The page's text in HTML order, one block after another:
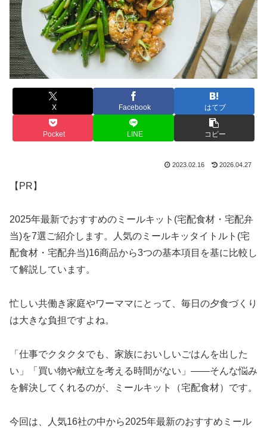
X Facebook はてブ
Pocket LINE コピー
2023.02.16 2026.04.27
【PR】
2025年最新でおすすめのミールキット(宅配食材・宅配弁
当)を7選ご紹介します。人気のミールキッタイトルト(宅
配食材・宅配弁当)16商品から3つの基本項目を基に比較し
て解説しています。
忙しい共働き家庭やワーママにとって、毎日の夕食づくり
は大きな負担ですよね。
「仕事でクタクタでも、家族においしいごはんを出した
い」「買い物や献立を考える時間がない」——そんな悩み
を解決してくれるのが、ミールキット（宅配食材）です。
今回は、人気16社の中から2025年最新のおすすめミール